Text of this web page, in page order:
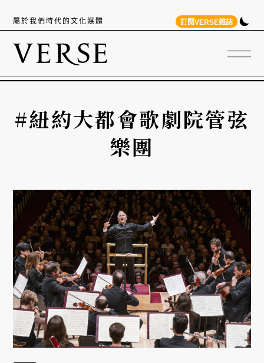
屬於我們時代的文化媒體 訂閱VERSE雜誌
#紐約大都會歌劇院管弦
樂團